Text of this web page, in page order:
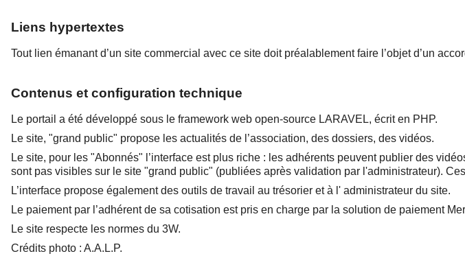
Liens hypertextes
Tout lien émanant d’un site commercial avec ce site doit préalablement faire l’objet d’un
Contenus et configuration technique
Le portail a été développé sous le framework web open-source LARAVEL, écrit en PHP.
Le site, "grand public" propose les actualités de l’association, des dossiers, des vidéos.
Le site, pour les "Abonnés" l’interface est plus riche : les adhérents peuvent publier des
sont pas visibles sur le site "grand public" (publiées après validation par l'administrateur).
L’interface propose également des outils de travail au trésorier et à l' administrateur du site.
Le paiement par l’adhérent de sa cotisation est pris en charge par la solution de paiement
Le site respecte les normes du 3W.
Crédits photo : A.A.L.P.